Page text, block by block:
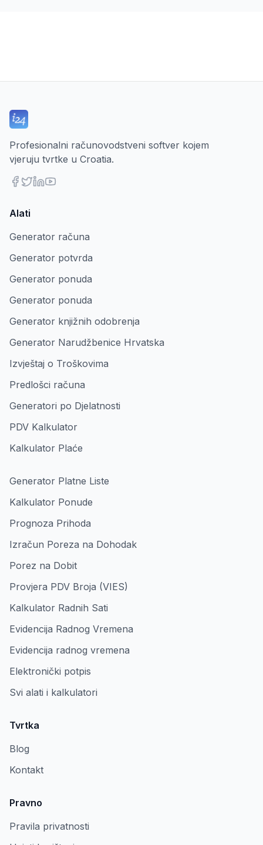
Profesionalni računovodstveni softver kojem
vjeruju tvrtke u Croatia.
Alati
Generator računa
Generator potvrda
Generator ponuda
Generator ponuda
Generator knjižnih odobrenja
Generator Narudžbenice Hrvatska
Izvještaj o Troškovima
Predlošci računa
Generatori po Djelatnosti
PDV Kalkulator
Kalkulator Plaće
Generator Platne Liste
Kalkulator Ponude
Prognoza Prihoda
Izračun Poreza na Dohodak
Porez na Dobit
Provjera PDV Broja (VIES)
Kalkulator Radnih Sati
Evidencija Radnog Vremena
Evidencija radnog vremena
Elektronički potpis
Svi alati i kalkulatori
Tvrtka
Blog
Kontakt
Pravno
Pravila privatnosti